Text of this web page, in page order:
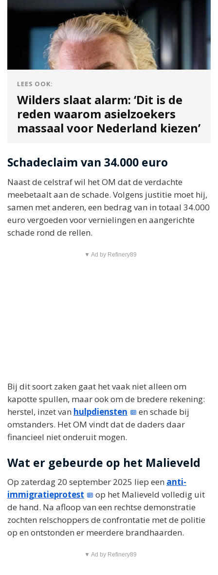
LEES OOK:
Wilders slaat alarm: ‘Dit is de
reden waarom asielzoekers
massaal voor Nederland kiezen’
Schadeclaim van 34.000 euro
Naast de celstraf wil het OM dat de verdachte
meebetaalt aan de schade. Volgens justitie moet hij,
samen met anderen, een bedrag van in totaal 34.000
euro vergoeden voor vernielingen en aangerichte
schade rond de rellen.
▼ Ad by Refinery89
Bij dit soort zaken gaat het vaak niet alleen om
kapotte spullen, maar ook om de bredere rekening:
herstel, inzet van hulpdiensten
en schade bij
omstanders. Het OM vindt dat de daders daar
financieel niet onderuit mogen.
Wat er gebeurde op het Malieveld
Op zaterdag 20 september 2025 liep een anti-
immigratieprotest
op het Malieveld volledig uit
de hand. Na afloop van een rechtse demonstratie
zochten relschoppers de confrontatie met de politie
op en ontstonden er meerdere brandhaarden.
▼ Ad by Refinery89